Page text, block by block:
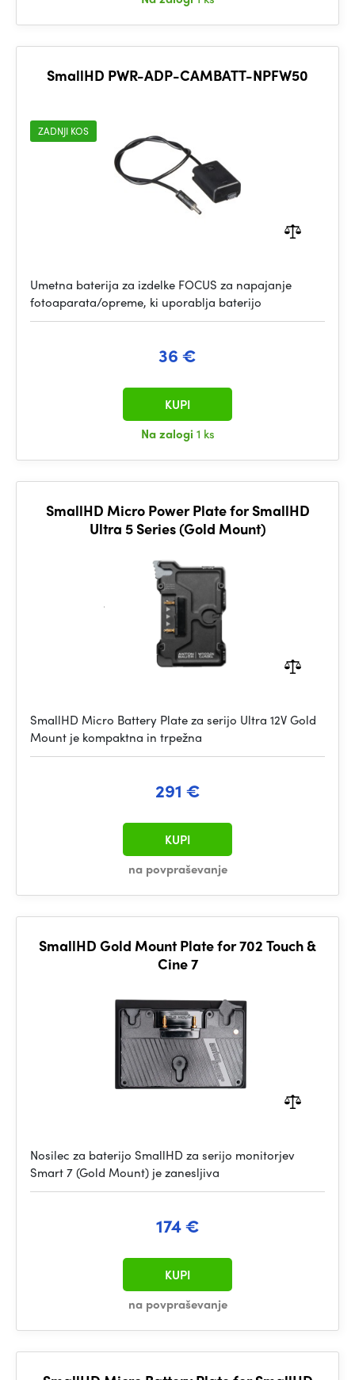
SmallHD PWR-ADP-CAMBATT-NPFW50
ZADNJI KOS
Umetna baterija za izdelke FOCUS za napajanje
fotoaparata/opreme, ki uporablja baterijo
36 €
Na zalogi 1 ks
KUPI
SmallHD Micro Power Plate for SmallHD
Ultra 5 Series (Gold Mount)
SmallHD Micro Battery Plate za serijo Ultra 12V Gold
Mount je kompaktna in trpežna
291 €
na povpraševanje
KUPI
SmallHD Gold Mount Plate for 702 Touch &
Cine 7
Nosilec za baterijo SmallHD za serijo monitorjev
Smart 7 (Gold Mount) je zanesljiva
174 €
na povpraševanje
KUPI